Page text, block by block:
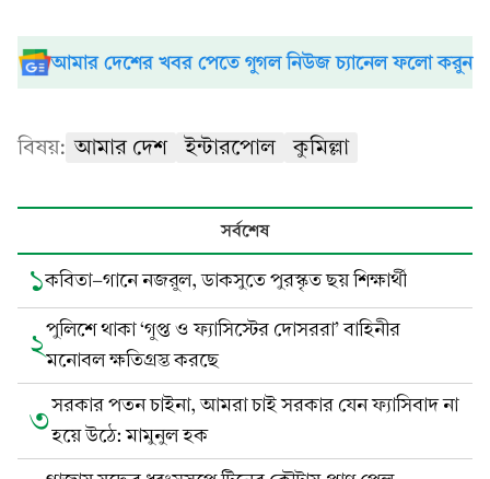
আমার দেশের খবর পেতে গুগল নিউজ চ্যানেল ফলো করুন
বিষয়: আমার দেশ ইন্টারপোল কুমিল্লা
সর্বশেষ
১কবিতা-গানে নজরুল, ডাকসুতে পুরস্কৃত ছয় শিক্ষার্থী
২পুলিশে থাকা ‘গুপ্ত ও ফ্যাসিস্টের দোসররা’ বাহিনীর
মনোবল ক্ষতিগ্রস্ত করছে
৩সরকার পতন চাইনা, আমরা চাই সরকার যেন ফ্যাসিবাদ না
হয়ে উঠে: মামুনুল হক